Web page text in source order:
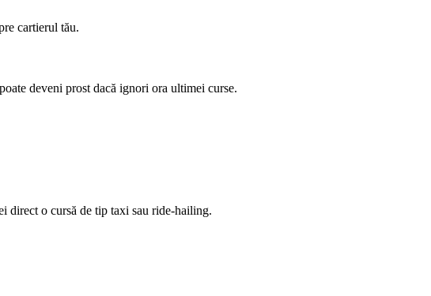
cartierul tău.
deveni prost dacă ignori ora ultimei curse.
direct o cursă de tip taxi sau ride-hailing.